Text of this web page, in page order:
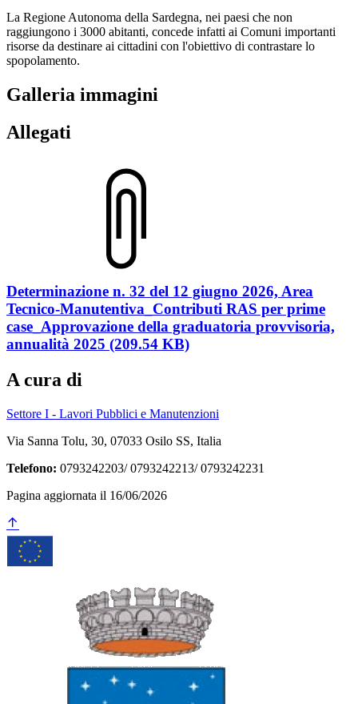
La Regione Autonoma della Sardegna, nei paesi che non
raggiungono i 3000 abitanti, concede infatti ai Comuni importanti
risorse da destinare ai cittadini con l'obiettivo di contrastare lo
spopolamento.
Galleria immagini
Allegati
Determinazione n. 32 del 12 giugno 2026, Area
Tecnico-Manutentiva_Contributi RAS per prime
case_Approvazione della graduatoria provvisoria,
annualità 2025 (209.54 KB)
A cura di
Settore I - Lavori Pubblici e Manutenzioni
Via Sanna Tolu, 30, 07033 Osilo SS, Italia
Telefono: 0793242203/ 0793242213/ 0793242231
Pagina aggiornata il 16/06/2026